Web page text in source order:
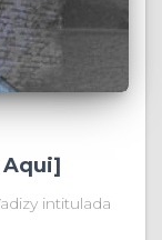
Aqui]
intitulada